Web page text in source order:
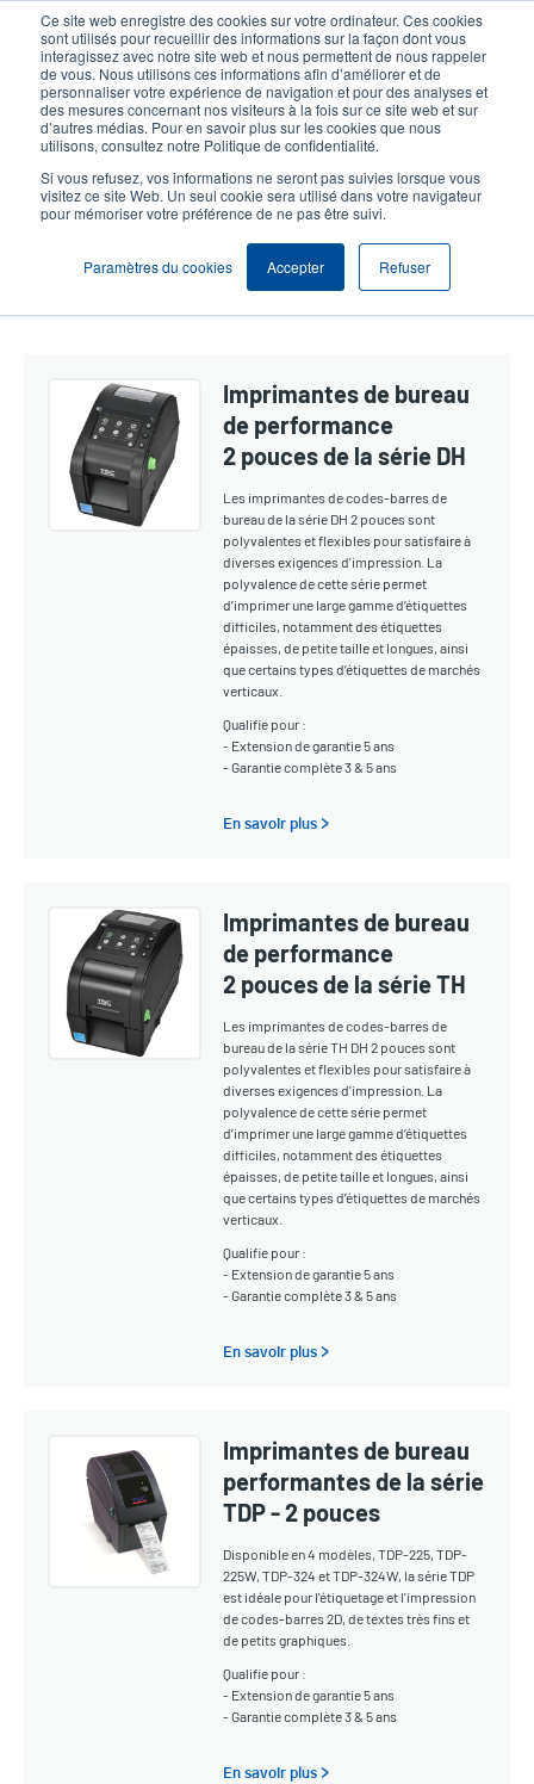
Ce site web enregistre des cookies sur votre ordinateur. Ces cookies
sont utilisés pour recueillir des informations sur la façon dont vous
interagissez avec notre site web et nous permettent de nous rappeler
de vous. Nous utilisons ces informations afin d’améliorer et de
personnaliser votre expérience de navigation et pour des analyses et
des mesures concernant nos visiteurs à la fois sur ce site web et sur
d’autres médias. Pour en savoir plus sur les cookies que nous
utilisons, consultez notre Politique de confidentialité.
Si vous refusez, vos informations ne seront pas suivies lorsque vous
visitez ce site Web. Un seul cookie sera utilisé dans votre navigateur
pour mémoriser votre préférence de ne pas être suivi.
Paramètres du cookies Accepter Refuser
contenu
principal
User
account
menu
User
Header
Sélection Produits Contact Commercial
Bureau 2 Pouces
Show section navigation
Imprimantes de bureau
de performance
2 pouces de la série DH
Les imprimantes de codes-barres de
bureau de la série DH 2 pouces sont
polyvalentes et flexibles pour satisfaire à
diverses exigences d'impression. La
polyvalence de cette série permet
d’imprimer une large gamme d’étiquettes
difficiles, notamment des étiquettes
épaisses, de petite taille et longues, ainsi
que certains types d’étiquettes de marchés
verticaux.
Qualifie pour :
- Extension de garantie 5 ans
- Garantie complète 3 & 5 ans
En savoir plus >
Imprimantes de bureau
de performance
2 pouces de la série TH
Les imprimantes de codes-barres de
bureau de la série TH DH 2 pouces sont
polyvalentes et flexibles pour satisfaire à
diverses exigences d'impression. La
polyvalence de cette série permet
d’imprimer une large gamme d’étiquettes
difficiles, notamment des étiquettes
épaisses, de petite taille et longues, ainsi
que certains types d’étiquettes de marchés
verticaux.
Qualifie pour :
- Extension de garantie 5 ans
- Garantie complète 3 & 5 ans
En savoir plus >
Imprimantes de bureau
performantes de la série
TDP - 2 pouces
Disponible en 4 modèles, TDP-225, TDP-
225W, TDP-324 et TDP-324W, la série TDP
est idéale pour l'étiquetage et l'impression
de codes-barres 2D, de textes très fins et
de petits graphiques.
Qualifie pour :
- Extension de garantie 5 ans
- Garantie complète 3 & 5 ans
En savoir plus >